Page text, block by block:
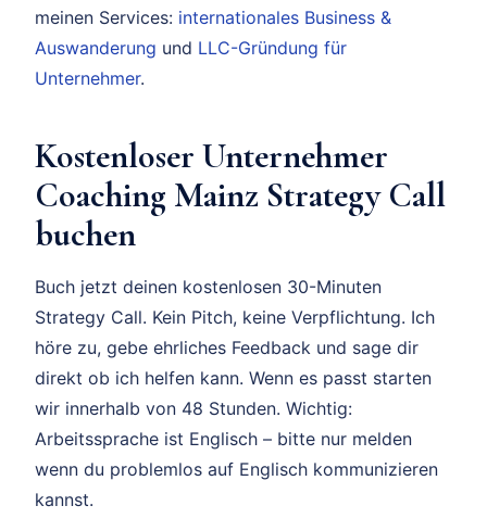
meinen Services: internationales Business &
Auswanderung und LLC-Gründung für
Unternehmer.
Kostenloser Unternehmer
Coaching Mainz Strategy Call
buchen
Buch jetzt deinen kostenlosen 30-Minuten
Strategy Call. Kein Pitch, keine Verpflichtung. Ich
höre zu, gebe ehrliches Feedback und sage dir
direkt ob ich helfen kann. Wenn es passt starten
wir innerhalb von 48 Stunden. Wichtig:
Arbeitssprache ist Englisch – bitte nur melden
wenn du problemlos auf Englisch kommunizieren
kannst.